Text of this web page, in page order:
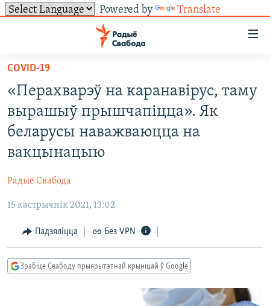
Powered by Translate
ўнівэрсальнага
доступу
Перайсьці
галоўнага
зьместу
Перайсьці
да
галоўнай
Перайсьці
пошуку
УСЕ НАВІНЫ
ВАЙНА
БЕЛАРУСЫ НА ВАЙНЕ
КУЛЬТУРА
ТОЛЬКІ НА СВАБОДЗЕ
КНІГІ
АЎДЫЁКНІГІ
МОВА
СУВЯЗЬ
FACEBOOK
TWITTER
САЧЫЦЕ ЗА АБНАЎЛЕНЬНЯМІ
Усе сайты РС/РСЭ
COVID-19
«Перахварэў на каранавірус, таму
вырашыў прышчапіцца». Як
беларусы наважваюцца на
вакцынацыю
Радыё Свабода
15 кастрычнік 2021, 13:02
Падзяліцца Без VPN
Зрабіце Свабоду прыярытэтнай крыніцай ў Google